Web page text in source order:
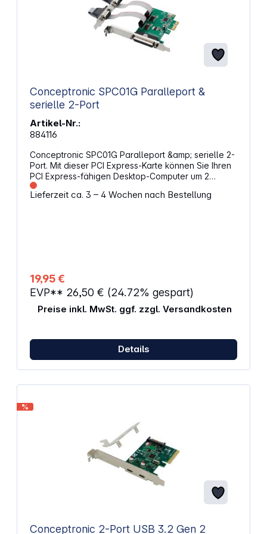
Conceptronic SPC01G Paralleport &
serielle 2-Port
Artikel-Nr.:
884116
Conceptronic SPC01G Paralleport &amp; serielle 2-
Port. Mit dieser PCI Express-Karte können Sie Ihren
PCI Express-fähigen Desktop-Computer um 2
serielle Anschlüsse und 1 parallelen Anschluss
erweitern. Ideal für den Anschluss von Druckern,
PS/2, EPP und ECP integriert, kompatibel mit
Druckprotokoll IEEE1284 Anschluss: PCIe x1
Anschlusskonfiguration: 1 x Parallel, 2 x Seriell
Abmessungen (L x B x H): 78 x 59 x 1,6 Gewicht: 40
Lieferzeit ca. 3 – 4 Wochen nach Bestellung
19,95 €
EVP** 26,50 € (24.72% gespart)
Preise inkl. MwSt. ggf. zzgl. Versandkosten
Details
%
Conceptronic 2-Port USB 3.2 Gen 2